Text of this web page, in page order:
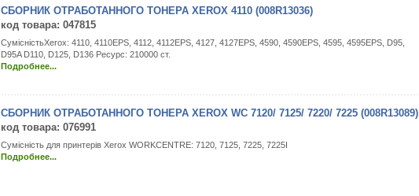
СБОРНИК ОТРАБОТАННОГО ТОНЕРА XEROX 4110 (008R13036)
код товара: 047815
СумісністьXerox: 4110, 4110EPS, 4112, 4112EPS, 4127, 4127EPS, 4590, 4590EPS, 4595, 4595EPS, D95,
D95A D110, D125, D136 Ресурс: 210000 ст.
Подробнее...
СБОРНИК ОТРАБОТАННОГО ТОНЕРА XEROX WC 7120/ 7125/ 7220/ 7225 (008R13089)
код товара: 076991
Сумісність для принтерів Xerox WORKCENTRE: 7120, 7125, 7225, 7225I
Подробнее...